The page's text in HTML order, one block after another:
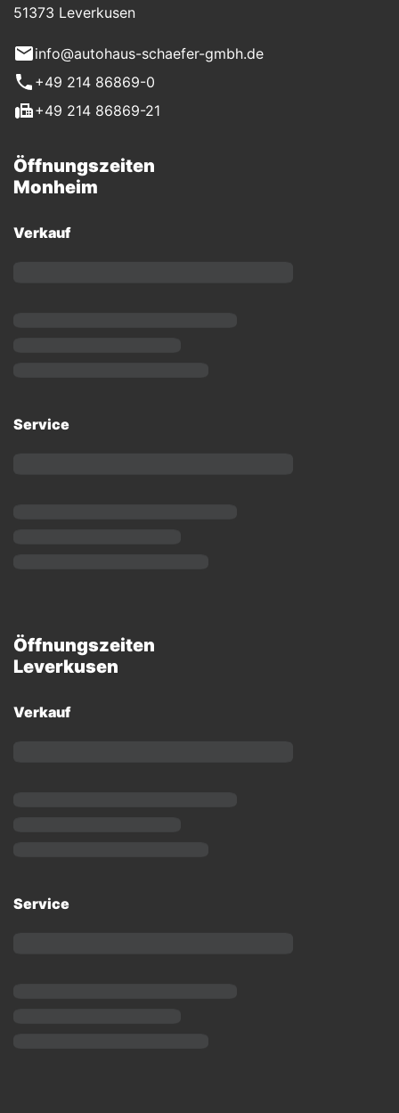
51373 Leverkusen
info@autohaus-schaefer-gmbh.de
+49 214 86869-0
+49 214 86869-21
Öffnungszeiten
Monheim
Verkauf
Service
Öffnungszeiten
Leverkusen
Verkauf
Service